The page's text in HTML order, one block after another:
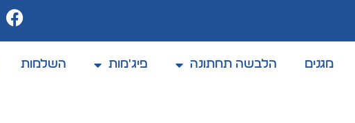
מגנים הלבשה תחתונה פיג'מות השלמות